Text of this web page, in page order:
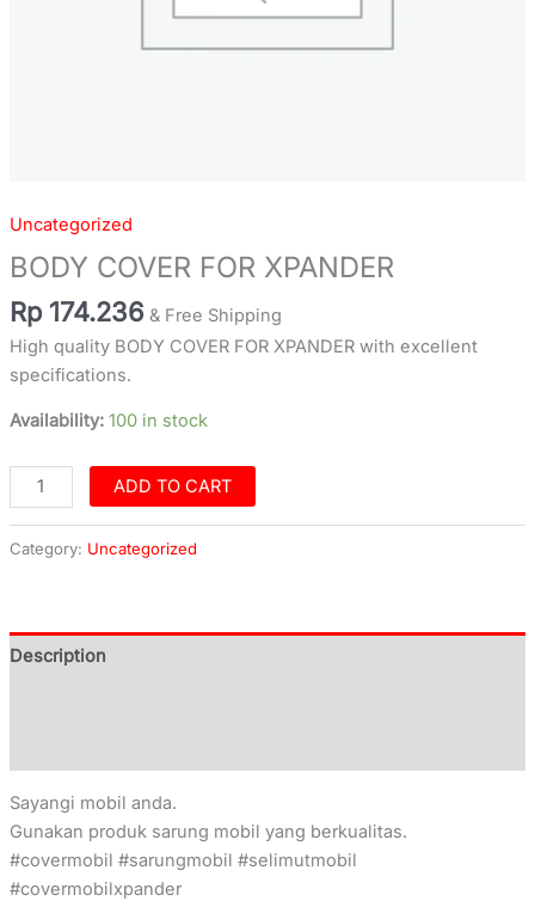
Uncategorized
BODY COVER FOR XPANDER
Rp 174.236 & Free Shipping
High quality BODY COVER FOR XPANDER with excellent
specifications.
Availability: 100 in stock
ADD TO CART
Category: Uncategorized
Description
Sayangi mobil anda.
Gunakan produk sarung mobil yang berkualitas.
#covermobil #sarungmobil #selimutmobil
#covermobilxpander